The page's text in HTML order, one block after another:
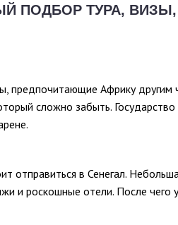
ПОДБОР ТУРА,
предпочитающие Африку
сложно забыть.
отправиться в Сенегал.
и роскошные отели. После чего